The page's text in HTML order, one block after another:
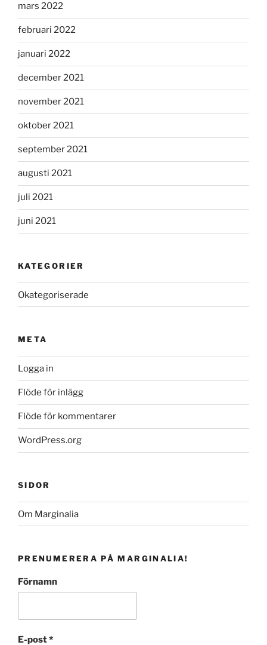
mars 2022
februari 2022
januari 2022
december 2021
november 2021
oktober 2021
september 2021
augusti 2021
juli 2021
juni 2021
KATEGORIER
Okategoriserade
META
Logga in
Flöde för inlägg
Flöde för kommentarer
WordPress.org
SIDOR
Om Marginalia
PRENUMERERA PÅ MARGINALIA!
Förnamn
E-post*